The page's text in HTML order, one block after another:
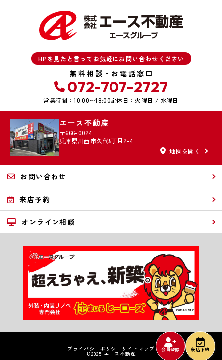
会員登録 来店予約
HPを見たと言ってお気軽にお問い合わせください
無料相談・お電話窓口
072-707-2727
営業時間：10:00〜18:00定休日：火曜日 / 水曜日
エース不動産
〒666-0024
兵庫県川西市久代5丁目2-4
地図を開く
お問い合わせ
来店予約
オンライン相談
プライバシーポリシーサイトマップ
©2025 エース不動産